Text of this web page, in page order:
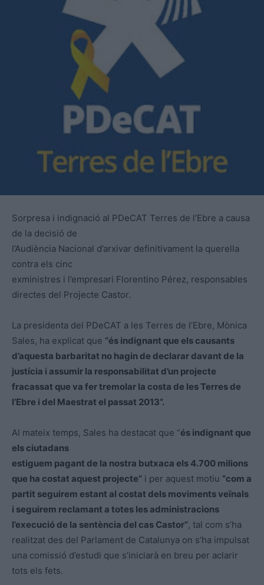
Sorpresa i indignació al PDeCAT Terres de l’Ebre a causa
de la decisió de
l’Audiència Nacional d’arxivar definitivament la querella
contra els cinc
exministres i l’empresari Florentino Pérez, responsables
directes del Projecte Castor.
La presidenta del PDeCAT a les Terres de l’Ebre, Mònica
Sales, ha explicat que “és indignant que els causants
d’aquesta barbaritat no hagin de declarar davant de la
justícia i assumir la responsabilitat d’un projecte
fracassat que va fer tremolar la costa de les Terres de
l’Ebre i del Maestrat el passat 2013”.
Al mateix temps, Sales ha destacat que “és indignant que
els ciutadans
estiguem pagant de la nostra butxaca els 4.700 milions
que ha costat aquest projecte” i per aquest motiu “com a
partit seguirem estant al costat dels moviments veïnals
i seguirem reclamant a totes les administracions
l’execució de la sentència del cas Castor”, tal com s’ha
realitzat des del Parlament de Catalunya on s’ha impulsat
una comissió d’estudi que s’iniciarà en breu per aclarir
tots els fets.